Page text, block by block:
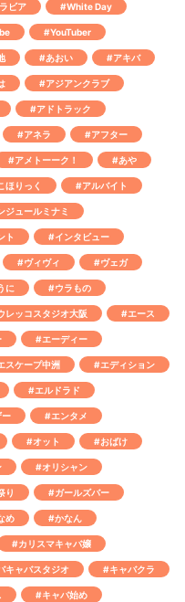
ビア #White Day
#YouTuber
#あおい #アキバ
#アジアンクラブ
#アドトラック
#アネラ #アフター
#アメトーーク！ #あや
ほりっく #アルバイト
ジュールミナミ
ト #インタビュー
#ヴィヴィ #ヴェガ
に #ウラもの
レッコスタジオ大阪 #エース
#エーディー
スケープ中洲 #エディション
#エルドラド
ー #エンタメ
#オット #おばけ
#オリシャン
り #ガールズバー
め #かなん
#カリスマキャバ嬢
キャバスタジオ #キャバクラ
#キャバ始め